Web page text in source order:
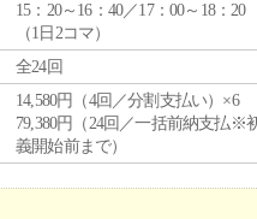
15：20～16：40／17：00～18：20
（1日2コマ）
全24回
14,580円（4回／分割支払い）×6
79,380円（24回／一括前納支払※
義開始前まで）